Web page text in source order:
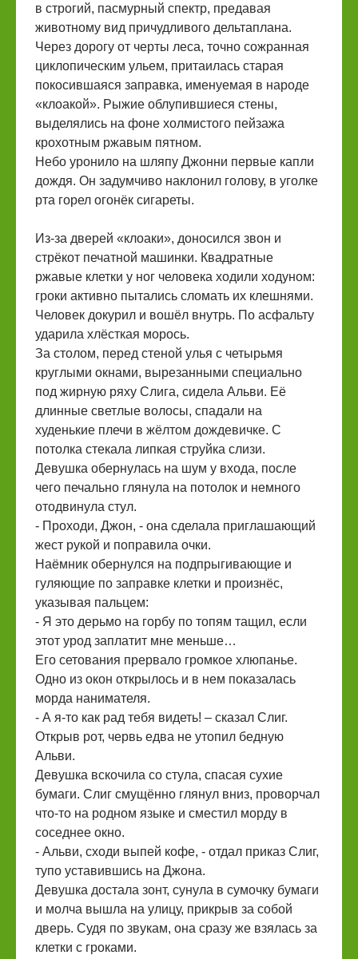
в строгий, пасмурный спектр, предавая
животному вид причудливого дельтаплана.
Через дорогу от черты леса, точно сожранная
циклопическим ульем, притаилась старая
покосившаяся заправка, именуемая в народе
«клоакой». Рыжие облупившиеся стены,
выделялись на фоне холмистого пейзажа
крохотным ржавым пятном.
Небо уронило на шляпу Джонни первые капли
дождя. Он задумчиво наклонил голову, в уголке
рта горел огонёк сигареты.
Из-за дверей «клоаки», доносился звон и
стрёкот печатной машинки. Квадратные
ржавые клетки у ног человека ходили ходуном:
гроки активно пытались сломать их клешнями.
Человек докурил и вошёл внутрь. По асфальту
ударила хлёсткая морось.
За столом, перед стеной улья с четырьмя
круглыми окнами, вырезанными специально
под жирную ряху Слига, сидела Альви. Её
длинные светлые волосы, спадали на
худенькие плечи в жёлтом дождевичке. С
потолка стекала липкая струйка слизи.
Девушка обернулась на шум у входа, после
чего печально глянула на потолок и немного
отодвинула стул.
- Проходи, Джон, - она сделала приглашающий
жест рукой и поправила очки.
Наёмник обернулся на подпрыгивающие и
гуляющие по заправке клетки и произнёс,
указывая пальцем:
- Я это дерьмо на горбу по топям тащил, если
этот урод заплатит мне меньше…
Его сетования прервало громкое хлюпанье.
Одно из окон открылось и в нем показалась
морда нанимателя.
- А я-то как рад тебя видеть! – сказал Слиг.
Открыв рот, червь едва не утопил бедную
Альви.
Девушка вскочила со стула, спасая сухие
бумаги. Слиг смущённо глянул вниз, проворчал
что-то на родном языке и сместил морду в
соседнее окно.
- Альви, сходи выпей кофе, - отдал приказ Слиг,
тупо уставившись на Джона.
Девушка достала зонт, сунула в сумочку бумаги
и молча вышла на улицу, прикрыв за собой
дверь. Судя по звукам, она сразу же взялась за
клетки с гроками.